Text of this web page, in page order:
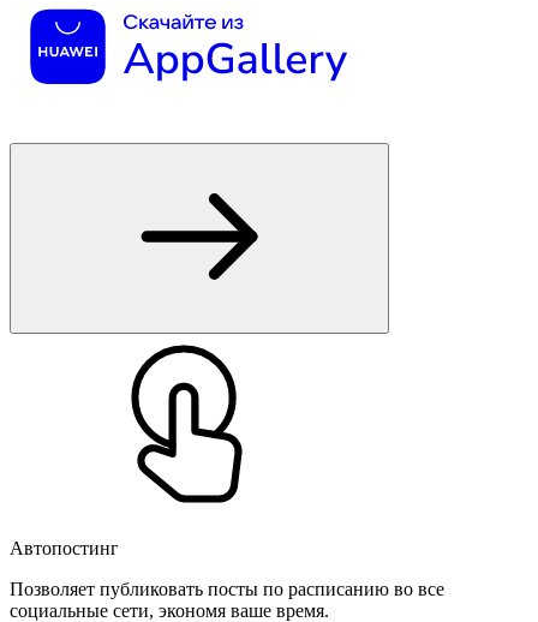
Автопостинг
Позволяет публиковать посты по расписанию во все
социальные сети, экономя ваше время.